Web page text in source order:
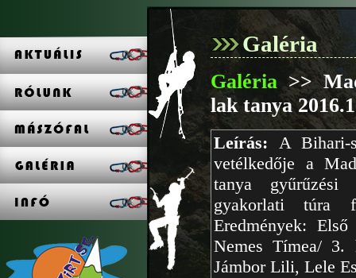
Galéria
Galéria >>
lak tanya
Leírás: A Bihari-
vetélkedője a
tanya gyűrűzési
gyakorlati túra
Eredmények:
Nemes Tímea/ 3.
Jámbor Lili, Lele